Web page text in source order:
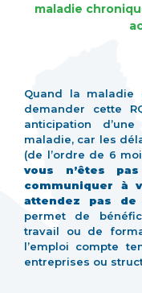
maladie
Quand la maladie
demander cette
anticipation
maladie, car les
(de l’ordre de 6
vous n’êtes
communiquer à
attendez pas de
permet de
travail ou de
l’emploi compte
entreprises ou